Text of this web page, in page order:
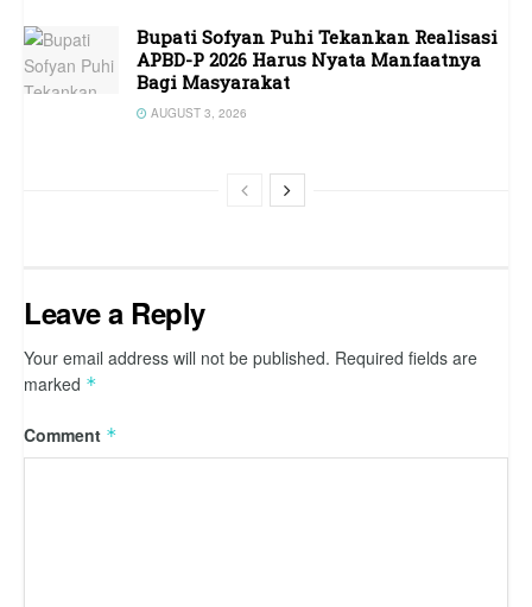
Bupati Sofyan Puhi Tekankan Realisasi
APBD-P 2026 Harus Nyata Manfaatnya
Bagi Masyarakat
AUGUST 3, 2026
Leave a Reply
Your email address will not be published. Required fields are
marked *
Comment *